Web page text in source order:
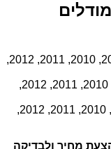
פיאט פיורינו 1.3 דיזל רובוטי שנות ייצור: 2009, 2010, 2011, 2012,
פיאט פיורינו 1.3 דיזל ידני שנות ייצור: 2009, 2010, 2011, 2012,
פיאט פיורינו 1.4 בנזין ידני שנות ייצור: 2009, 2010, 2011, 2012,
מחיר ולבדיקה